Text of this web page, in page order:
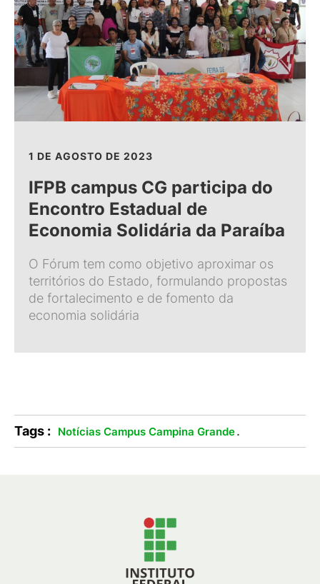
1 DE AGOSTO DE 2023
IFPB campus CG participa do
Encontro Estadual de
Economia Solidária da Paraíba
O Fórum tem como objetivo aproximar os
territórios do Estado, formulando propostas
de fortalecimento e de fomento da
economia solidária
Tags : Notícias Campus Campina Grande.